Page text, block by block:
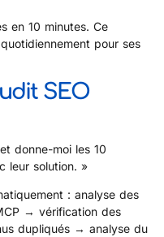
en 10 minutes. Ce
pour ses
SEO
donne-moi les 10
leur solution. »
: analyse des
→ vérification des
dupliqués → analyse du